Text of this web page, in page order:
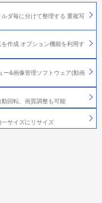
ダ毎に分けて整理する 重複写
作成 オプション機能を利用す
ー&画像管理ソフトウェア(動画
回転、画質調整も可能
サイズにリサイズ